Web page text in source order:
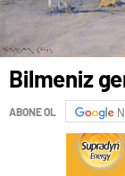
Bilmeniz
ABONE OL